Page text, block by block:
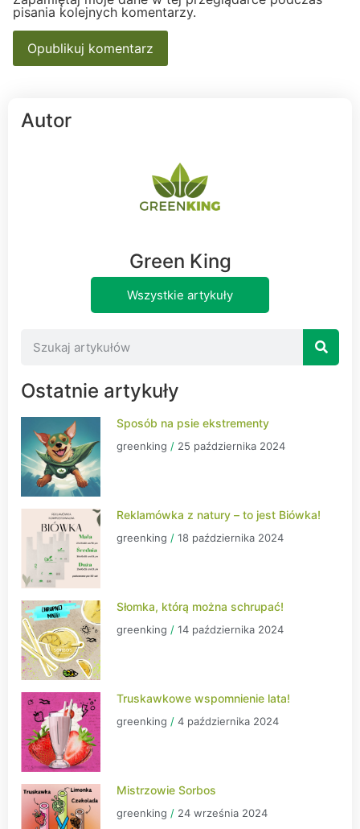
pisania kolejnych komentarzy.
Autor
Green King
Wszystkie artykuły
Ostatnie artykuły
Sposób na psie ekstrementy
greenking 25 października 2024
Reklamówka z natury – to jest Biówka!
greenking 18 października 2024
Słomka, którą można schrupać!
greenking 14 października 2024
Truskawkowe wspomnienie lata!
greenking 4 października 2024
Mistrzowie Sorbos
greenking 24 września 2024